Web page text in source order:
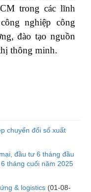
trong các lĩnh
nghiệp công
đào tạo nguồn
thông minh.
chuyển đổi số xuất
đầu tư 6 tháng đầu
tháng cuối năm 2025
& logistics (01-08-